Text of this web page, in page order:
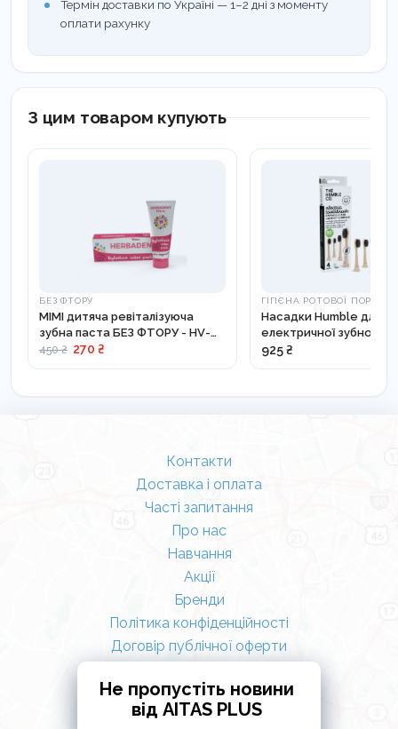
Термін доставки по Україні — 1–2 дні з моменту
оплати рахунку
З цим товаром купують
БЕЗ ФТОРУ
MIMI дитяча ревіталізуюча
зубна паста БЕЗ ФТОРУ - HV-
128
450 ₴ 270 ₴
ГІГІЄНА РОТОВОЇ
Насадки Humble для
електричної зубної
Philips, 4шт - ETH003-
925 ₴
Контакти
Доставка і оплата
Часті запитання
Про нас
Навчання
Акції
Бренди
Політика конфіденційності
Договір публічної оферти
Не пропустіть новини
від AITAS PLUS